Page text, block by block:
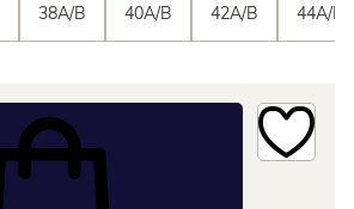
38A/B 40A/B 42A/B 44A/B